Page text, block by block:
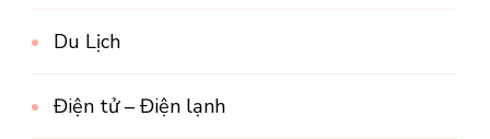
Du Lịch
Điện tử – Điện lạnh